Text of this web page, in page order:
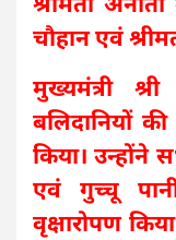
चौहान एवं
मुख्यमंत्री
बलिदानियों
किया। उन्होंने
एवं गुच्चू
वृक्षारोपण